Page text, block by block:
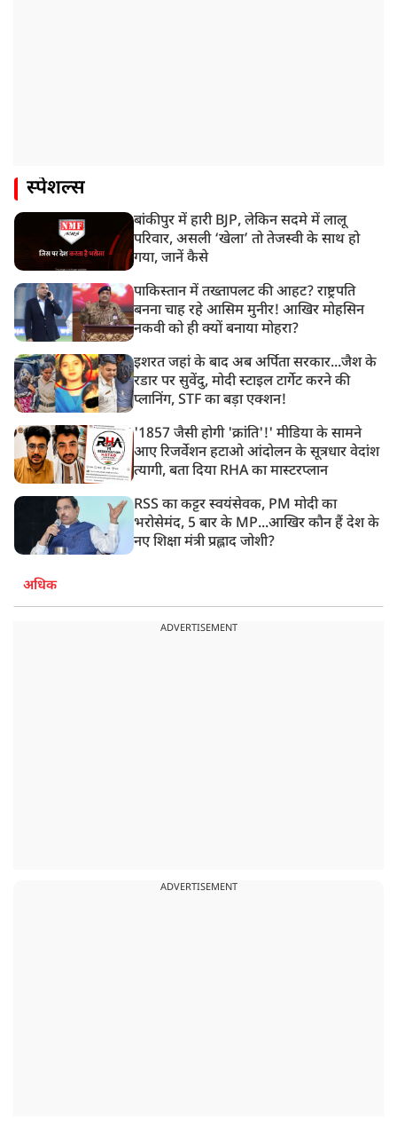
स्पेशल्स
बांकीपुर में हारी BJP, लेकिन सदमे में लालू
परिवार, असली ‘खेला’ तो तेजस्वी के साथ हो
गया, जानें कैसे
पाकिस्तान में तख्तापलट की आहट? राष्ट्रपति
बनना चाह रहे आसिम मुनीर! आखिर मोहसिन
नकवी को ही क्यों बनाया मोहरा?
इशरत जहां के बाद अब अर्पिता सरकार...जैश के
रडार पर सुवेंदु, मोदी स्टाइल टार्गेट करने की
प्लानिंग, STF का बड़ा एक्शन!
'1857 जैसी होगी 'क्रांति'!' मीडिया के सामने
आए रिजर्वेशन हटाओ आंदोलन के सूत्रधार वेदांश
त्यागी, बता दिया RHA का मास्टरप्लान
RSS का कट्टर स्वयंसेवक, PM मोदी का
भरोसेमंद, 5 बार के MP...आखिर कौन हैं देश के
नए शिक्षा मंत्री प्रह्लाद जोशी?
अधिक
ADVERTISEMENT
ADVERTISEMENT